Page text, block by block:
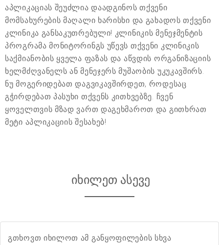
აპლიკაციას შეუძლია დაადგინოს თქვენი
მომსახურების მაღალი ხარისხი და გახადოს თქვენი
კლინიკა განსაკუთრებული! კლინიკის მენეჯმენტის
პროგრამა მონიტორინგს უწევს თქვენი კლინიკის
საქმიანობის ყველა ფაზას და აწვდის ორგანიზაციის
ხელმძღვანელს ან მენეჯერს მუშაობის უკუკავშირს.
ნუ მოგერიდებათ დაგვიკავშირდეთ, როდესაც
გჭირდებათ პასუხი თქვენს კითხვებზე. ჩვენ
ყოველთვის მზად ვართ დაგეხმაროთ და გითხრათ
მეტი აპლიკაციის შესახებ!
იხილეთ ასევე
გთხოვთ იხილოთ ამ განყოფილების სხვა